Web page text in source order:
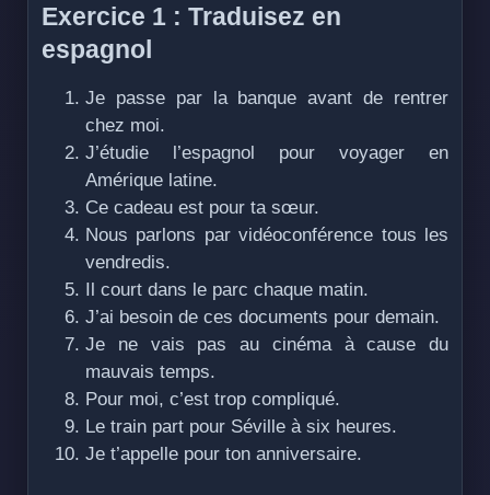
Exercice 1 : Traduisez en
espagnol
Je passe par la banque avant de rentrer
chez moi.
J’étudie l’espagnol pour voyager en
Amérique latine.
Ce cadeau est pour ta sœur.
Nous parlons par vidéoconférence tous les
vendredis.
Il court dans le parc chaque matin.
J’ai besoin de ces documents pour demain.
Je ne vais pas au cinéma à cause du
mauvais temps.
Pour moi, c’est trop compliqué.
Le train part pour Séville à six heures.
Je t’appelle pour ton anniversaire.